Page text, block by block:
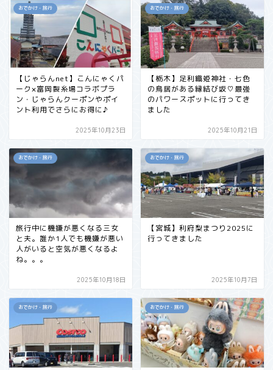
おでかけ・旅行
【じゃらんnet】こんにゃくパ
ーク×富岡製糸場コラボプラ
ン・じゃらんクーポンやポイ
ント利用でさらにお得に♪
2025年10月23日
おでかけ・旅行
【栃木】足利織姫神社・七色
の鳥居がある縁結び坂♡最強
のパワースポットに行ってき
ました
2025年10月21日
おでかけ・旅行
旅行中に機嫌が悪くなる三女
と夫。誰か1人でも機嫌が悪い
人がいると空気が悪くなるよ
ね。。。
2025年10月18日
おでかけ・旅行
【宮城】利府梨まつり2025に
行ってきました
2025年10月7日
おでかけ・旅行 おでかけ・旅行